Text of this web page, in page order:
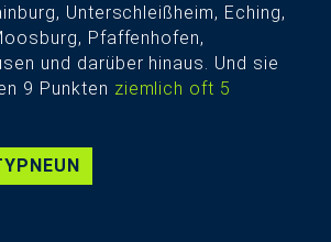
Unterschleißheim, Eching,
Pfaffenhofen,
und darüber hinaus. Und sie
9 Punkten ziemlich oft 5